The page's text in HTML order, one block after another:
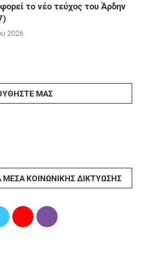
το νέο τεύχος του Άρδην
2026
ΜΑΣ
ΚΟΙΝΩΝΙΚΉΣ ΔΙΚΤΎΩΣΗΣ